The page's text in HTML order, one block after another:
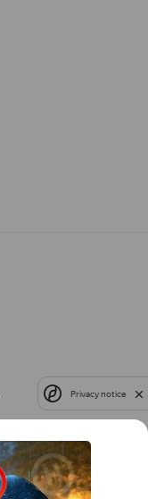
Privacy notice